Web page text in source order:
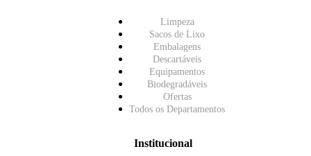
Limpeza
Sacos de Lixo
Embalagens
Descartáveis
Equipamentos
Biodegradáveis
Ofertas
Todos os Departamentos
Institucional